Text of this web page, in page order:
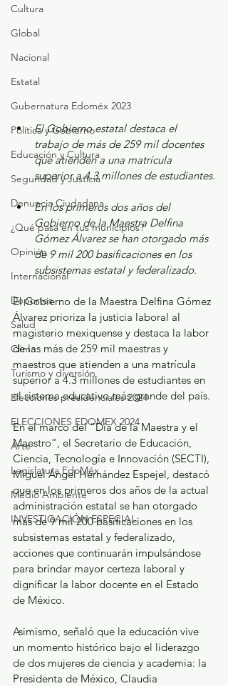
Cultura
Global
Nacional
Estatal
Gubernatura Edoméx 2023
Política y Gobierno
Educación y Cultura
Seguridad y Justicia
Denuncia Ciudadana
¿Qué pasa en tus municipios?
Opinión
Internacional
Deportes
Salud
Clima
Turismo y diversión
Elecciones presidenciales 2024
ELECCIONES EDOMEX 2024
Arte
Legislatura EdoMéx
Medio Ambiente
INVESTIGACIÓN ESPECIAL
El Gobierno estatal destaca el
trabajo de más de 259 mil docentes
que atienden a una matrícula
superior a 4.3 millones de estudiantes.
En los primeros dos años del
Gobierno de la Maestra Delfina
Gómez Álvarez se han otorgado más
de 9 mil 200 basificaciones en los
subsistemas estatal y federalizado.
El Gobierno de la Maestra Delfina Gómez
Álvarez prioriza la justicia laboral al
magisterio mexiquense y destaca la labor
de las más de 259 mil maestras y
maestros que atienden a una matrícula
superior a 4.3 millones de estudiantes en
el sistema educativo más grande del país.
En el marco del “Día de la Maestra y el
Maestro”, el Secretario de Educación,
Ciencia, Tecnología e Innovación (SECTI),
Miguel Ángel Hernández Espejel, destacó
que en los primeros dos años de la actual
administración estatal se han otorgado
más de 9 mil 200 basificaciones en los
subsistemas estatal y federalizado,
acciones que continuarán impulsándose
para brindar mayor certeza laboral y
dignificar la labor docente en el Estado
de México.
Asimismo, señaló que la educación vive
un momento histórico bajo el liderazgo
de dos mujeres de ciencia y academia: la
Presidenta de México, Claudia